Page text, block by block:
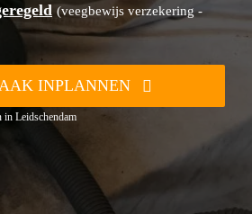
(veegbewijs verzekering -
INPLANNEN
in Leidschendam